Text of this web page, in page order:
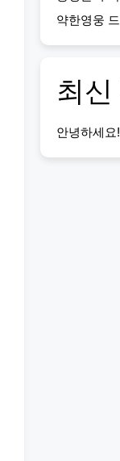
약한영웅
최
안녕하세요!